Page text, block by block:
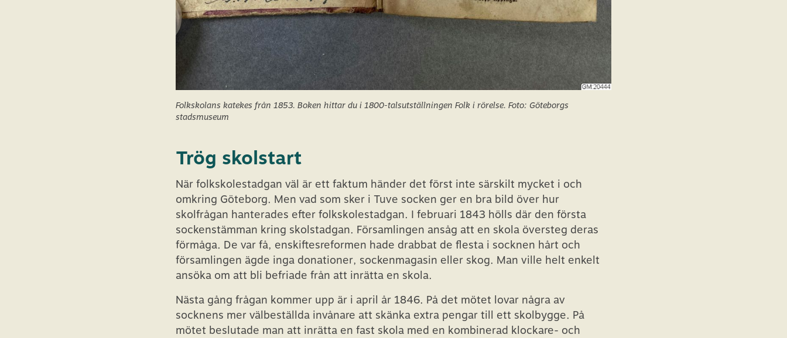
Folkskolans katekes från 1853. Boken hittar du i 1800-talsutställningen Folk i rörelse. Foto: Göteborgs
stadsmuseum
Trög skolstart
När folkskolestadgan väl är ett faktum händer det först inte särskilt mycket i och
omkring Göteborg. Men vad som sker i Tuve socken ger en bra bild över hur
skolfrågan hanterades efter folkskolestadgan. I februari 1843 hölls där den första
sockenstämman kring skolstadgan. Församlingen ansåg att en skola översteg deras
förmåga. De var få, enskiftesreformen hade drabbat de flesta i socknen hårt och
församlingen ägde inga donationer, sockenmagasin eller skog. Man ville helt enkelt
ansöka om att bli befriade från att inrätta en skola.
Nästa gång frågan kommer upp är i april år 1846. På det mötet lovar några av
socknens mer välbeställda invånare att skänka extra pengar till ett skolbygge. På
mötet beslutade man att inrätta en fast skola med en kombinerad klockare- och